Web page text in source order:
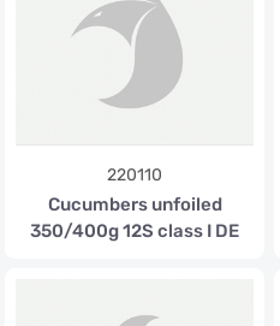
220110
Cucumbers unfoiled
350/400g 12S class I DE